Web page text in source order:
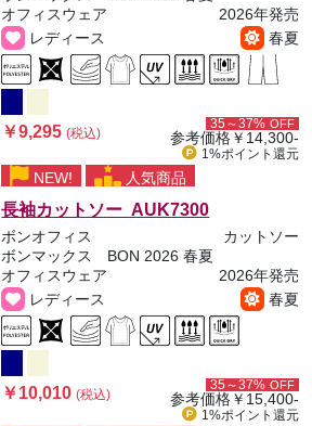
オフィスウェア
2026年発売
レディース
春夏
￥9,295(税込)
35～37% OFF
参考価格￥14,300-
1%ポイント 還元
NEW! 人気商品
長袖カットソー AUK7300
ボンオフィス
カットソー
ボンマックス BON 2026 春夏
オフィスウェア
2026年発売
レディース
春夏
￥10,010(税込)
35～37% OFF
参考価格￥15,400-
1%ポイント 還元